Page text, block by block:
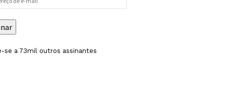
se a 73mil outros assinantes